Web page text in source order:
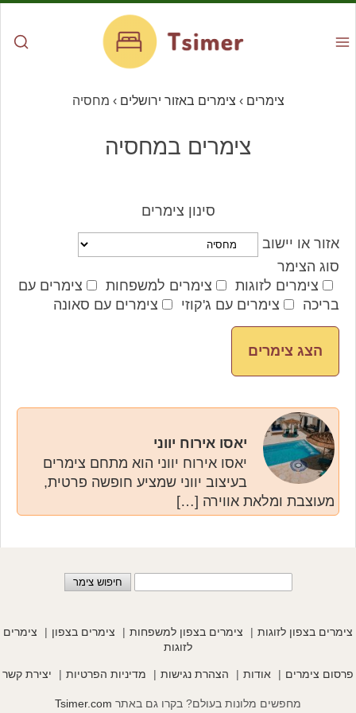
צימרים › צימרים באזור ירושלים › מחסיה
צימרים במחסיה
סינון צימרים
אזור או יישוב
סוג הצימר
צימרים לזוגות
צימרים למשפחות
צימרים עם
בריכה
צימרים עם ג'קוזי צימרים עם סאונה
יאסו אירוח יווני
יאסו אירוח יווני הוא מתחם צימרים
בעיצוב יווני שמציע חופשה פרטית,
מעוצבת ומלאת אווירה […]
צימרים בצפון לזוגות צימרים בצפון למשפחות צימרים בצפון
צימרים
לזוגות
פרסום צימרים אודות הצהרת נגישות מדיניות הפרטיות יצירת קשר
מחפשים מלונות בעולם? בקרו גם באתר Tsimer.com